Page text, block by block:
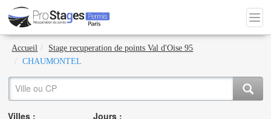
Accueil
Stage recuperation de points Val d'Oise 95
CHAUMONTEL
Villes : Jours :